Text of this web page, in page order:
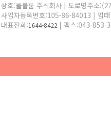
상호:올블룸 주식회사 | 도로명주소
사업자등록번호:105-86-84013 | 업
대표전화:1644-8422 | 팩스:043-853-